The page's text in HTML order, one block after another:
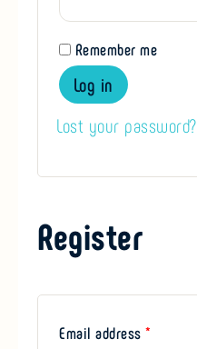
Remember me
Log in
Lost your password?
Register
Email address *